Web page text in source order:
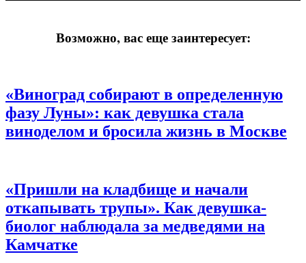
Возможно, вас еще заинтересует:
«Виноград собирают в определенную
фазу Луны»: как девушка стала
виноделом и бросила жизнь в Москве
«Пришли на кладбище и начали
откапывать трупы». Как девушка-
биолог наблюдала за медведями на
Камчатке